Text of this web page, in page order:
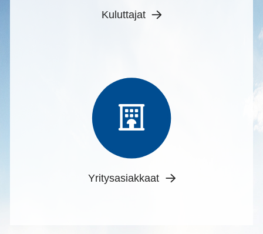
Kuluttajat
Yritysasiakkaat